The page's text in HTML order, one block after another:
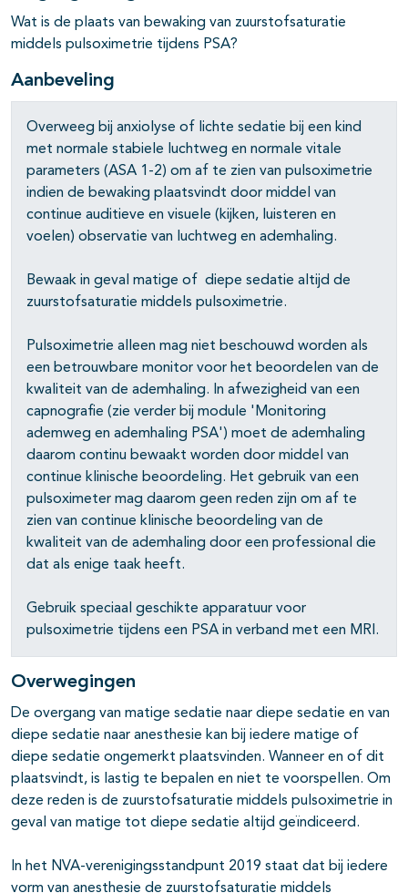
open- en dichtklappen
Wat is de plaats van bewaking van zuurstofsaturatie
middels pulsoximetrie tijdens PSA?
Aanbeveling
Overweeg bij anxiolyse of lichte sedatie bij een kind
met normale stabiele luchtweg en normale vitale
parameters (ASA 1-2) om af te zien van pulsoximetrie
indien de bewaking plaatsvindt door middel van
continue auditieve en visuele (kijken, luisteren en
voelen) observatie van luchtweg en ademhaling.
Bewaak in geval matige of diepe sedatie altijd de
zuurstofsaturatie middels pulsoximetrie.
Pulsoximetrie alleen mag niet beschouwd worden als
een betrouwbare monitor voor het beoordelen van de
kwaliteit van de ademhaling. In afwezigheid van een
capnografie (zie verder bij module 'Monitoring
ademweg en ademhaling PSA') moet de ademhaling
daarom continu bewaakt worden door middel van
continue klinische beoordeling. Het gebruik van een
pulsoximeter mag daarom geen reden zijn om af te
zien van continue klinische beoordeling van de
kwaliteit van de ademhaling door een professional die
dat als enige taak heeft.
Gebruik speciaal geschikte apparatuur voor
pulsoximetrie tijdens een PSA in verband met een MRI.
Overwegingen
De overgang van matige sedatie naar diepe sedatie en van
diepe sedatie naar anesthesie kan bij iedere matige of
diepe sedatie ongemerkt plaatsvinden. Wanneer en of dit
plaatsvindt, is lastig te bepalen en niet te voorspellen. Om
deze reden is de zuurstofsaturatie middels pulsoximetrie in
geval van matige tot diepe sedatie altijd geïndiceerd.
In het NVA-verenigingsstandpunt 2019 staat dat bij iedere
vorm van anesthesie de zuurstofsaturatie middels